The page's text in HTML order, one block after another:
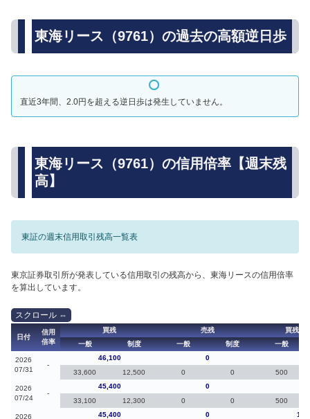
東海リース（9761）の過去の高額逆日歩
直近3年間、2.0円を超える逆日歩は発生していません。
東海リース（9761）の信用倍率【週末残
高】
東証の週末信用取引残高一覧表
東京証券取引所が発表している信用取引の残高から、東海リースの信用倍率
を算出しています。
日付
信用
倍率
買残 売残
買残（
一般
制度 一般 制度 一般
2026
07/31
-
46,100 0
33,600
12,500 0 0 500
2026
07/24
-
45,400 0
33,100
12,300 0 0 500
2026
45,400 0